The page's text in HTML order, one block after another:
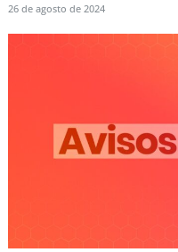
26 de agosto de 2024